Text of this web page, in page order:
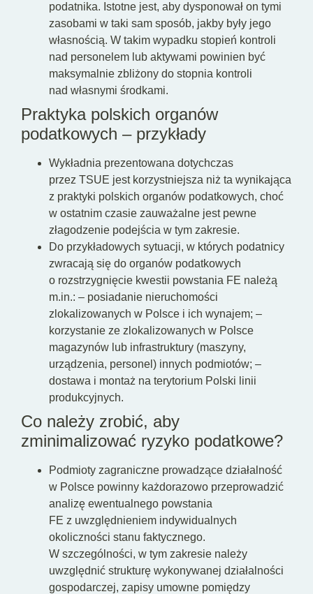
podatnika. Istotne jest, aby dysponował on tymi
zasobami w taki sam sposób, jakby były jego
własnością. W takim wypadku stopień kontroli
nad personelem lub aktywami powinien być
maksymalnie zbliżony do stopnia kontroli
nad własnymi środkami.
Praktyka polskich organów
podatkowych – przykłady
Wykładnia prezentowana dotychczas
przez TSUE jest korzystniejsza niż ta wynikająca
z praktyki polskich organów podatkowych, choć
w ostatnim czasie zauważalne jest pewne
złagodzenie podejścia w tym zakresie.
Do przykładowych sytuacji, w których podatnicy
zwracają się do organów podatkowych
o rozstrzygnięcie kwestii powstania FE należą
m.in.: – posiadanie nieruchomości
zlokalizowanych w Polsce i ich wynajem; –
korzystanie ze zlokalizowanych w Polsce
magazynów lub infrastruktury (maszyny,
urządzenia, personel) innych podmiotów; –
dostawa i montaż na terytorium Polski linii
produkcyjnych.
Co należy zrobić, aby
zminimalizować ryzyko podatkowe?
Podmioty zagraniczne prowadzące działalność
w Polsce powinny każdorazowo przeprowadzić
analizę ewentualnego powstania
FE z uwzględnieniem indywidualnych
okoliczności stanu faktycznego.
W szczególności, w tym zakresie należy
uwzględnić strukturę wykonywanej działalności
gospodarczej, zapisy umowne pomiędzy